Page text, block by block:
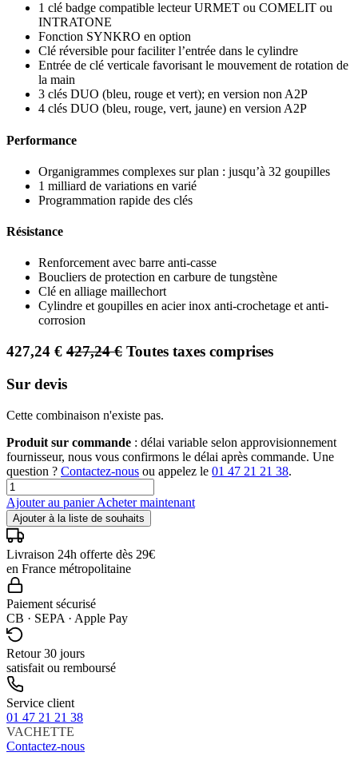
1 clé badge compatible lecteur URMET ou COMELIT ou
INTRATONE
Fonction SYNKRO en option
Clé réversible pour faciliter l’entrée dans le cylindre
Entrée de clé verticale favorisant le mouvement de rotation de
la main
3 clés DUO (bleu, rouge et vert); en version non A2P
4 clés DUO (bleu, rouge, vert, jaune) en version A2P
Performance
Organigrammes complexes sur plan : jusqu’à 32 goupilles
1 milliard de variations en varié
Programmation rapide des clés
Résistance
Renforcement avec barre anti-casse
Boucliers de protection en carbure de tungstène
Clé en alliage maillechort
Cylindre et goupilles en acier inox anti-crochetage et anti-
corrosion
427,24 € 427,24€ Toutes taxes comprises
Sur devis
Cette combinaison n'existe pas.
Produit sur commande : délai variable selon approvisionnement
fournisseur, nous vous confirmons le délai après commande. Une
question ? Contactez-nous ou appelez le 01 47 21 21 38.
Ajouter au panierAcheter maintenant
Ajouter à la liste de souhaits
Livraison 24h offerte dès 29€
en France métropolitaine
Paiement sécurisé
CB · SEPA · Apple Pay
Retour 30 jours
satisfait ou remboursé
Service client
01 47 21 21 38
VACHETTE
Contactez-nous